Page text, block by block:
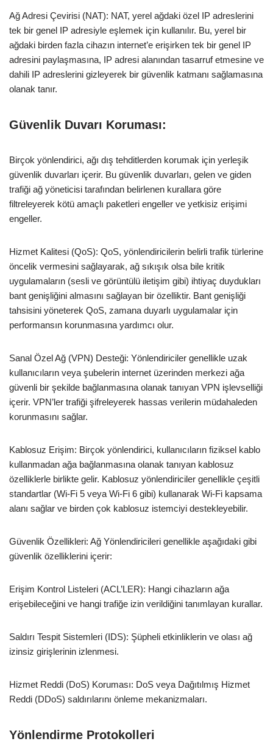
Ağ Adresi Çevirisi (NAT): NAT, yerel ağdaki özel IP adreslerini
tek bir genel IP adresiyle eşlemek için kullanılır. Bu, yerel bir
ağdaki birden fazla cihazın internet’e erişirken tek bir genel IP
adresini paylaşmasına, IP adresi alanından tasarruf etmesine ve
dahili IP adreslerini gizleyerek bir güvenlik katmanı sağlamasına
olanak tanır.
Güvenlik Duvarı Koruması:
Birçok yönlendirici, ağı dış tehditlerden korumak için yerleşik
güvenlik duvarları içerir. Bu güvenlik duvarları, gelen ve giden
trafiği ağ yöneticisi tarafından belirlenen kurallara göre
filtreleyerek kötü amaçlı paketleri engeller ve yetkisiz erişimi
engeller.
Hizmet Kalitesi (QoS): QoS, yönlendiricilerin belirli trafik türlerine
öncelik vermesini sağlayarak, ağ sıkışık olsa bile kritik
uygulamaların (sesli ve görüntülü iletişim gibi) ihtiyaç duydukları
bant genişliğini almasını sağlayan bir özelliktir. Bant genişliği
tahsisini yöneterek QoS, zamana duyarlı uygulamalar için
performansın korunmasına yardımcı olur.
Sanal Özel Ağ (VPN) Desteği: Yönlendiriciler genellikle uzak
kullanıcıların veya şubelerin internet üzerinden merkezi ağa
güvenli bir şekilde bağlanmasına olanak tanıyan VPN işlevselliği
içerir. VPN’ler trafiği şifreleyerek hassas verilerin müdahaleden
korunmasını sağlar.
Kablosuz Erişim: Birçok yönlendirici, kullanıcıların fiziksel kablo
kullanmadan ağa bağlanmasına olanak tanıyan kablosuz
özelliklerle birlikte gelir. Kablosuz yönlendiriciler genellikle çeşitli
standartlar (Wi-Fi 5 veya Wi-Fi 6 gibi) kullanarak Wi-Fi kapsama
alanı sağlar ve birden çok kablosuz istemciyi destekleyebilir.
Güvenlik Özellikleri: Ağ Yönlendiricileri genellikle aşağıdaki gibi
güvenlik özelliklerini içerir:
Erişim Kontrol Listeleri (ACL’LER): Hangi cihazların ağa
erişebileceğini ve hangi trafiğe izin verildiğini tanımlayan kurallar.
Saldırı Tespit Sistemleri (IDS): Şüpheli etkinliklerin ve olası ağ
izinsiz girişlerinin izlenmesi.
Hizmet Reddi (DoS) Koruması: DoS veya Dağıtılmış Hizmet
Reddi (DDoS) saldırılarını önleme mekanizmaları.
Yönlendirme Protokolleri